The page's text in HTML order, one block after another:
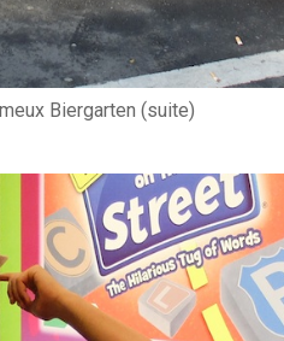
Biergarten (suite)